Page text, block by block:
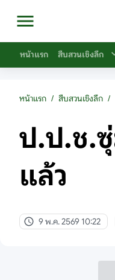
หน้าแรก สืบสวนเชิงลึก
หน้าแรก / สืบสวนเชิงลึก /
ป.ป.ช.
แล้ว
9 พ.ค. 2569 10:22